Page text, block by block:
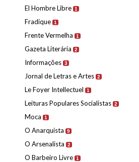
El Hombre Libre 1
Fradique 1
Frente Vermelha 1
Gazeta Literária 2
Informações 3
Jornal de Letras e Artes 2
Le Foyer Intellectuel 1
Leituras Populares Socialistas 2
Moca 1
O Anarquista 9
O Arsenalista 2
O Barbeiro Livre 1